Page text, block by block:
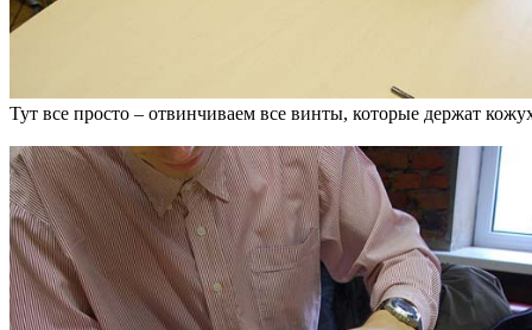
Тут все просто – отвинчиваем все винты, которые держат